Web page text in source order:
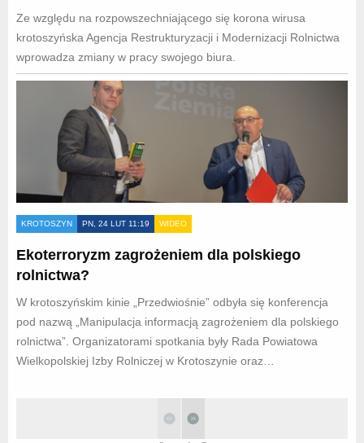
Ze względu na rozpowszechniającego się korona wirusa
krotoszyńska Agencja Restrukturyzacji i Modernizacji Rolnictwa
wprowadza zmiany w pracy swojego biura.
KROTOSZYN PN, 24 LUT 11:19 WIDEO
Ekoterroryzm zagrożeniem dla polskiego
rolnictwa?
W krotoszyńskim kinie „Przedwiośnie” odbyła się konferencja
pod nazwą „Manipulacja informacją zagrożeniem dla polskiego
rolnictwa”. Organizatorami spotkania były Rada Powiatowa
Wielkopolskiej Izby Rolniczej w Krotoszynie oraz…